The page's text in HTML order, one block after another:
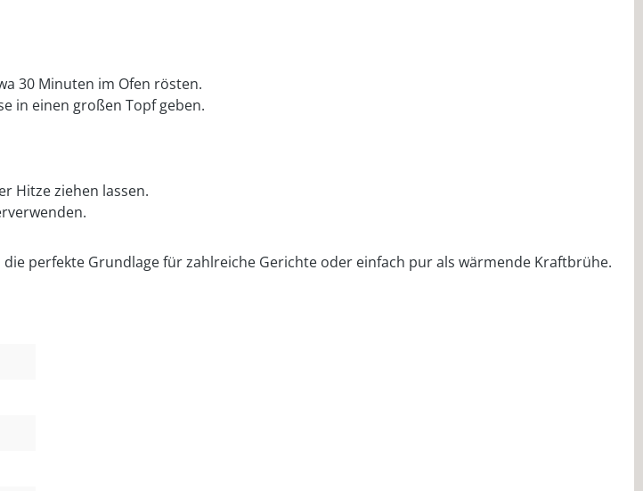
30 Minuten im Ofen rösten.
in einen großen Topf geben.
Hitze ziehen lassen.
perfekte Grundlage für zahlreiche Gerichte oder einfach pur als wärmende Kraftbrühe.